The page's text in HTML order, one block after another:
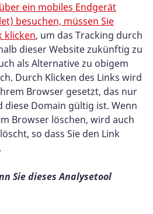
ein mobiles Endgerät
besuchen, müssen Sie
klicken, um das Tracking durch
dieser Website zukünftig zu
als Alternative zu obigem
Durch Klicken des Links wird
Browser gesetzt, das nur
Domain gültig ist. Wenn
Browser löschen, wird auch
so dass Sie den Link
Sie dieses Analysetool